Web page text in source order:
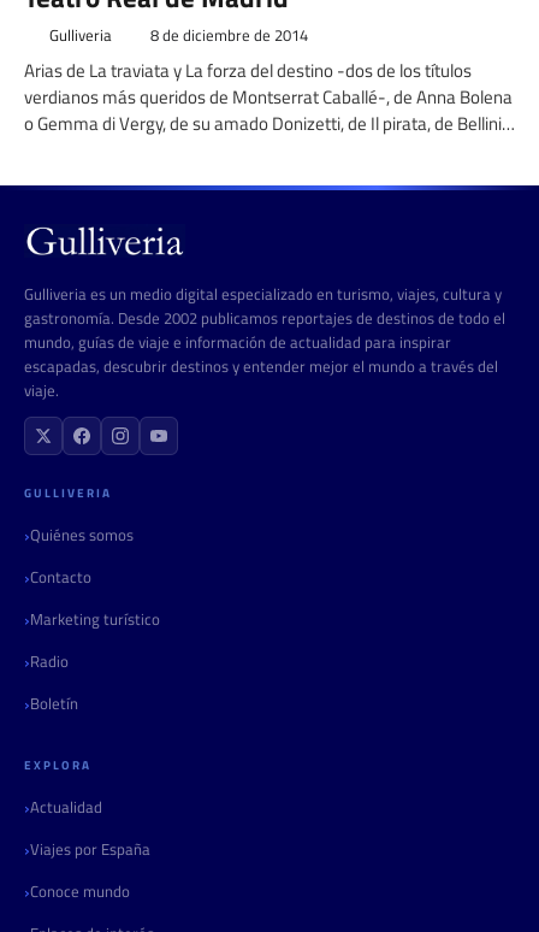
Gulliveria 8 de diciembre de 2014
Arias de La traviata y La forza del destino -dos de los títulos
verdianos más queridos de Montserrat Caballé-, de Anna Bolena
o Gemma di Vergy, de su amado Donizetti, de Il pirata, de Bellini,
momentos de su inmensa carrera.
Gulliveria es un medio digital especializado en turismo, viajes, cultura y
gastronomía. Desde 2002 publicamos reportajes de destinos de todo el
mundo, guías de viaje e información de actualidad para inspirar
escapadas, descubrir destinos y entender mejor el mundo a través del
viaje.
GULLIVERIA
Quiénes somos
Contacto
Marketing turístico
Radio
Boletín
EXPLORA
Actualidad
Viajes por España
Conoce mundo